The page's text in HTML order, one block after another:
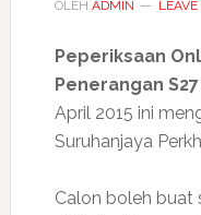
OLEH ADMIN
Peperiksaan
Penerangan S27
April 2015 ini
Suruhanjaya
Calon boleh buat